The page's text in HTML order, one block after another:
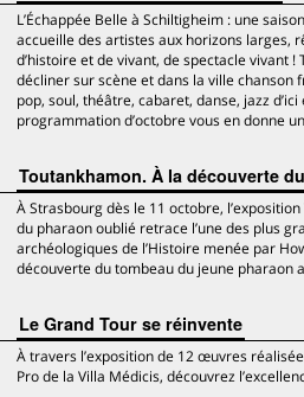
L’Échappée Belle à Schiltigheim : une
accueille des artistes aux horizons larges,
d’histoire et de vivant, de spectacle vivant !
décliner sur scène et dans la ville chanson
pop, soul, théâtre, cabaret, danse, jazz d’ici
programmation d’octobre vous en donne
Toutankhamon. À la découverte
À Strasbourg dès le 11 octobre,
du pharaon oublié retrace l’une des plus
archéologiques de l’Histoire menée par
découverte du tombeau du jeune pharaon
Le Grand Tour se réinvente
À travers l’exposition de 12 œuvres
Pro de la Villa Médicis, découvrez